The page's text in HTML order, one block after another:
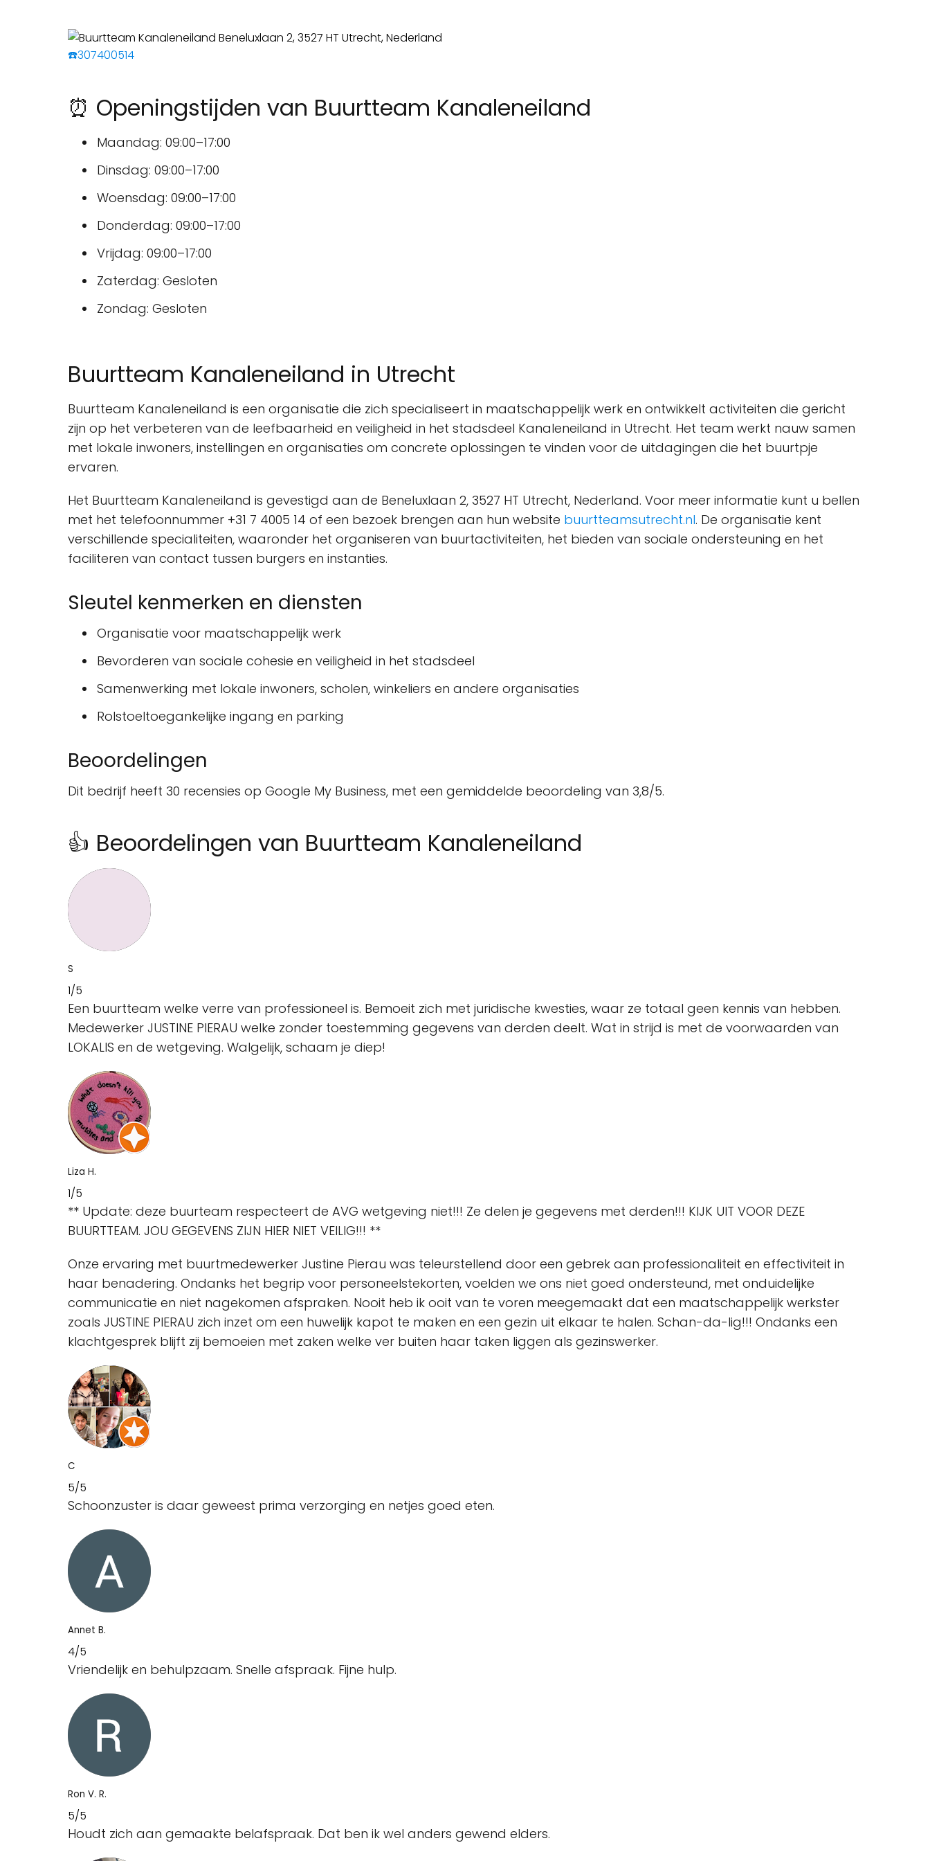
☎️307400514
⏰ Openingstijden van Buurtteam Kanaleneiland
Maandag: 09:00–17:00
Dinsdag: 09:00–17:00
Woensdag: 09:00–17:00
Donderdag: 09:00–17:00
Vrijdag: 09:00–17:00
Zaterdag: Gesloten
Zondag: Gesloten
Buurtteam Kanaleneiland in Utrecht
Buurtteam Kanaleneiland is een organisatie die zich specialiseert in maatschappelijk werk en ontwikkelt activiteiten die gericht
zijn op het verbeteren van de leefbaarheid en veiligheid in het stadsdeel Kanaleneiland in Utrecht. Het team werkt nauw samen
met lokale inwoners, instellingen en organisaties om concrete oplossingen te vinden voor de uitdagingen die het buurtpje
ervaren.
Het Buurtteam Kanaleneiland is gevestigd aan de Beneluxlaan 2, 3527 HT Utrecht, Nederland. Voor meer informatie kunt u bellen
met het telefoonnummer +31 7 4005 14 of een bezoek brengen aan hun website buurtteamsutrecht.nl. De organisatie kent
verschillende specialiteiten, waaronder het organiseren van buurtactiviteiten, het bieden van sociale ondersteuning en het
faciliteren van contact tussen burgers en instanties.
Sleutel kenmerken en diensten
Organisatie voor maatschappelijk werk
Bevorderen van sociale cohesie en veiligheid in het stadsdeel
Samenwerking met lokale inwoners, scholen, winkeliers en andere organisaties
Rolstoeltoegankelijke ingang en parking
Beoordelingen
Dit bedrijf heeft 30 recensies op Google My Business, met een gemiddelde beoordeling van 3,8/5.
👍 Beoordelingen van Buurtteam Kanaleneiland
S
1/5
Een buurtteam welke verre van professioneel is. Bemoeit zich met juridische kwesties, waar ze totaal geen kennis van hebben.
Medewerker JUSTINE PIERAU welke zonder toestemming gegevens van derden deelt. Wat in strijd is met de voorwaarden van
LOKALIS en de wetgeving. Walgelijk, schaam je diep!
Liza H.
1/5
** Update: deze buurteam respecteert de AVG wetgeving niet!!! Ze delen je gegevens met derden!!! KIJK UIT VOOR DEZE
BUURTTEAM. JOU GEGEVENS ZIJN HIER NIET VEILIG!!! **
Onze ervaring met buurtmedewerker Justine Pierau was teleurstellend door een gebrek aan professionaliteit en effectiviteit in
haar benadering. Ondanks het begrip voor personeelstekorten, voelden we ons niet goed ondersteund, met onduidelijke
communicatie en niet nagekomen afspraken. Nooit heb ik ooit van te voren meegemaakt dat een maatschappelijk werkster
zoals JUSTINE PIERAU zich inzet om een huwelijk kapot te maken en een gezin uit elkaar te halen. Schan-da-lig!!! Ondanks een
klachtgesprek blijft zij bemoeien met zaken welke ver buiten haar taken liggen als gezinswerker.
C
5/5
Schoonzuster is daar geweest prima verzorging en netjes goed eten.
Annet B.
4/5
Vriendelijk en behulpzaam. Snelle afspraak. Fijne hulp.
Ron V. R.
5/5
Houdt zich aan gemaakte belafspraak. Dat ben ik wel anders gewend elders.